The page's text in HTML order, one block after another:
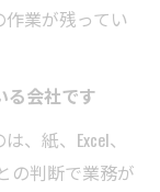
業が残ってい
る会社です
、紙、Excel、
の判断で業務が